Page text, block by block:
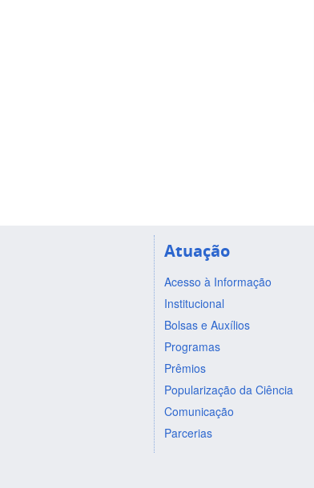
Atuação
Acesso à Informação
Institucional
Bolsas e Auxílios
Programas
Prêmios
Popularização da Ciência
Comunicação
Parcerias